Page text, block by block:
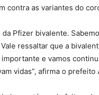
contra as variantes do
Pfizer bivalente.
ressaltar que a
e vamos
vidas”, afirma o prefeito